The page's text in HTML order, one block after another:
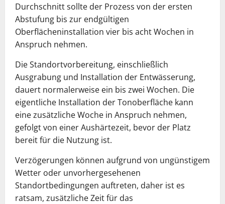
Durchschnitt sollte der Prozess von der ersten
Abstufung bis zur endgültigen
Oberflächeninstallation vier bis acht Wochen in
Anspruch nehmen.
Die Standortvorbereitung, einschließlich
Ausgrabung und Installation der Entwässerung,
dauert normalerweise ein bis zwei Wochen. Die
eigentliche Installation der Tonoberfläche kann
eine zusätzliche Woche in Anspruch nehmen,
gefolgt von einer Aushärtezeit, bevor der Platz
bereit für die Nutzung ist.
Verzögerungen können aufgrund von ungünstigem
Wetter oder unvorhergesehenen
Standortbedingungen auftreten, daher ist es
ratsam, zusätzliche Zeit für das